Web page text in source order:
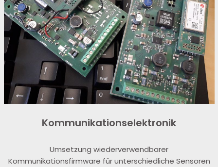
Kommunikationselektronik
Umsetzung wiederverwendbarer
Kommunikationsfirmware für unterschiedliche Sensoren